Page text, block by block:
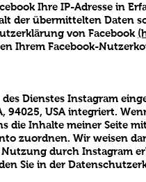
Ihre IP-Adresse in
der übermittelten Daten
von Facebook
Ihrem Facebook-
Dienstes Instagram
94025, USA integriert.
die Inhalte meiner Seite
zuordnen. Wir weisen
durch Instagram
Sie in der